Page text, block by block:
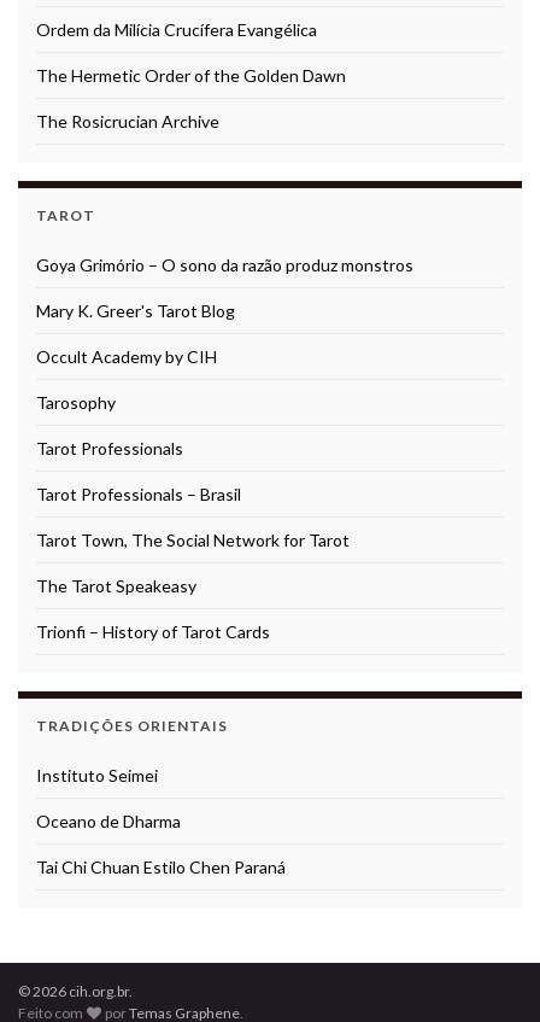
Ordem da Milícia Crucífera Evangélica
The Hermetic Order of the Golden Dawn
The Rosicrucian Archive
TAROT
Goya Grimório – O sono da razão produz monstros
Mary K. Greer's Tarot Blog
Occult Academy by CIH
Tarosophy
Tarot Professionals
Tarot Professionals – Brasil
Tarot Town, The Social Network for Tarot
The Tarot Speakeasy
Trionfi – History of Tarot Cards
TRADIÇÕES ORIENTAIS
Instituto Seimei
Oceano de Dharma
Tai Chi Chuan Estilo Chen Paraná
© 2026 cih.org.br.
Feito com
porTemas Graphene.